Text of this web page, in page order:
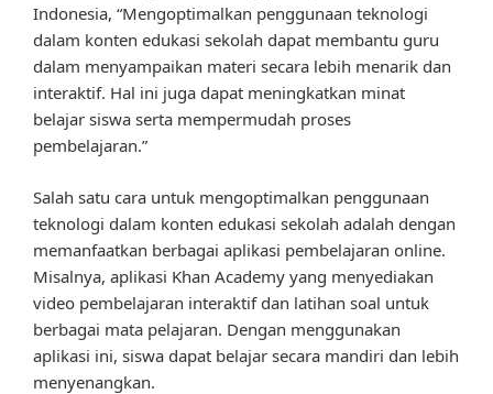
Indonesia, “Mengoptimalkan penggunaan teknologi
dalam konten edukasi sekolah dapat membantu guru
dalam menyampaikan materi secara lebih menarik dan
interaktif. Hal ini juga dapat meningkatkan minat
belajar siswa serta mempermudah proses
pembelajaran.”
Salah satu cara untuk mengoptimalkan penggunaan
teknologi dalam konten edukasi sekolah adalah dengan
memanfaatkan berbagai aplikasi pembelajaran online.
Misalnya, aplikasi Khan Academy yang menyediakan
video pembelajaran interaktif dan latihan soal untuk
berbagai mata pelajaran. Dengan menggunakan
aplikasi ini, siswa dapat belajar secara mandiri dan lebih
menyenangkan.